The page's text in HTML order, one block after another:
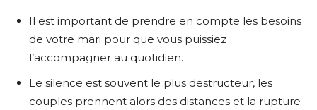
Il est important de prendre en compte les besoins
de votre mari pour que vous puissiez
l’accompagner au quotidien.
Le silence est souvent le plus destructeur, les
couples prennent alors des distances et la rupture